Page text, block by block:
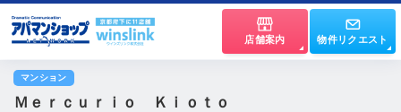
店舗案内 物件リクエスト
マンション
Ｍｅｒｃｕｒｉｏ Ｋｉｏｔｏ